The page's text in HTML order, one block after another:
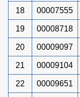
18 00007555
19 00008718
20 00009097
21 00009104
22 00009651